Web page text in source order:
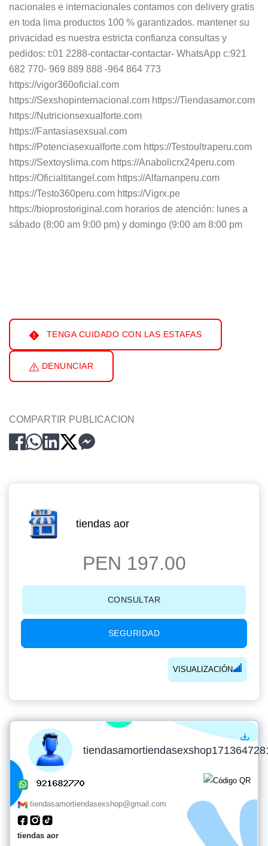
nacionales e internacionales contamos con delivery gratis
en toda lima productos 100 % garantizados. mantener su
privacidad es nuestra estricta confianza consultas y
pedidos: t:01 2288-contactar-contactar- WhatsApp c:921
682 770- 969 889 888 -964 864 773
https://vigor360oficial.com
https://Sexshopinternacional.com https://Tiendasamor.com
https://Nutricionsexualforte.com
https://Fantasiasexsual.com
https://Potenciasexualforte.com https://Testoultraperu.com
https://Sextoyslima.com https://Anabolicrx24peru.com
https://Oficialtitangel.com https://Alfamanperu.com
https://Testo360peru.com https://Vigrx.pe
https://bioprostoriginal.com horarios de atención: lunes a
sábado (8:00 am 9:00 pm) y domingo (9:00 am 8:00 pm
TENGA CUIDADO CON LAS ESTAFAS
DENUNCIAR
COMPARTIR PUBLICACION
tiendas aor
PEN 197.00
CONSULTAR
SEGURIDAD
VISUALIZACIÓN
tiendasamortiendasexshop@gmail.com
tiendas aor